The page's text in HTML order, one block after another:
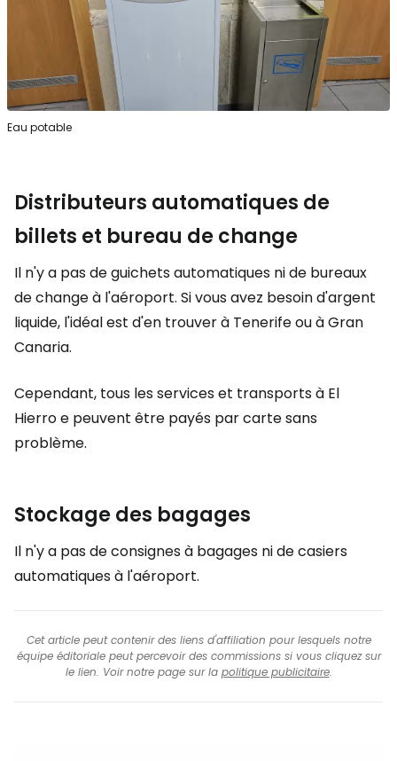
Eau potable
Distributeurs automatiques de
billets et bureau de change
Il n'y a pas de guichets automatiques ni de bureaux
de change à l'aéroport. Si vous avez besoin d'argent
liquide, l'idéal est d'en trouver à Tenerife ou à Gran
Canaria.
Cependant, tous les services et transports à El
Hierro e peuvent être payés par carte sans
problème.
Stockage des bagages
Il n'y a pas de consignes à bagages ni de casiers
automatiques à l'aéroport.
Cet article peut contenir des liens d'affiliation pour lesquels notre
équipe éditoriale peut percevoir des commissions si vous cliquez sur
le lien. Voir notre page sur la politique publicitaire.